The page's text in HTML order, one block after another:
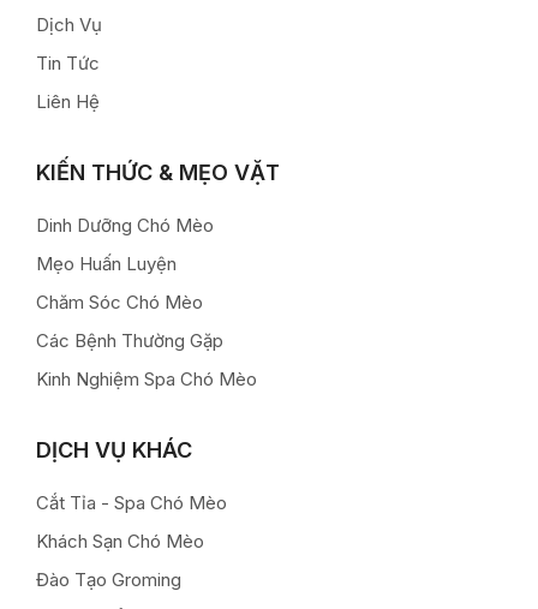
Dịch Vụ
Tin Tức
Liên Hệ
KIẾN THỨC & MẸO VẶT
Dinh Dưỡng Chó Mèo
Mẹo Huấn Luyện
Chăm Sóc Chó Mèo
Các Bệnh Thường Gặp
Kinh Nghiệm Spa Chó Mèo
DỊCH VỤ KHÁC
Cắt Tỉa - Spa Chó Mèo
Khách Sạn Chó Mèo
Đào Tạo Groming